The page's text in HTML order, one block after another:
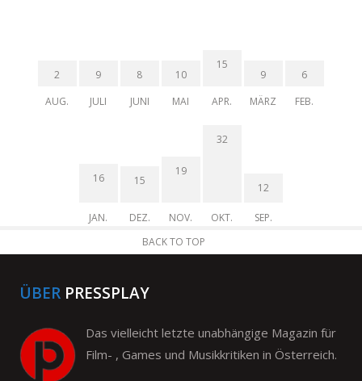
2
AUG.
9
JULI
8
JUNI
10
MAI
15
APR.
9
MÄRZ
6
FEB.
16
JAN.
15
DEZ.
19
NOV.
32
OKT.
12
SEP.
BACK TO TOP
ÜBER PRESSPLAY
Das vielleicht letzte unabhängige Magazin für
Film- , Games und Musikkritiken in Österreich.